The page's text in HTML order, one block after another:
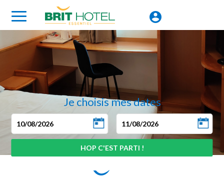
Je choisis mes dates